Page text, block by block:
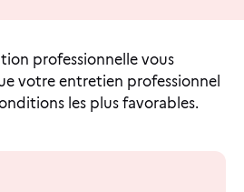
professionnelle vous
votre entretien professionnel
les plus favorables.